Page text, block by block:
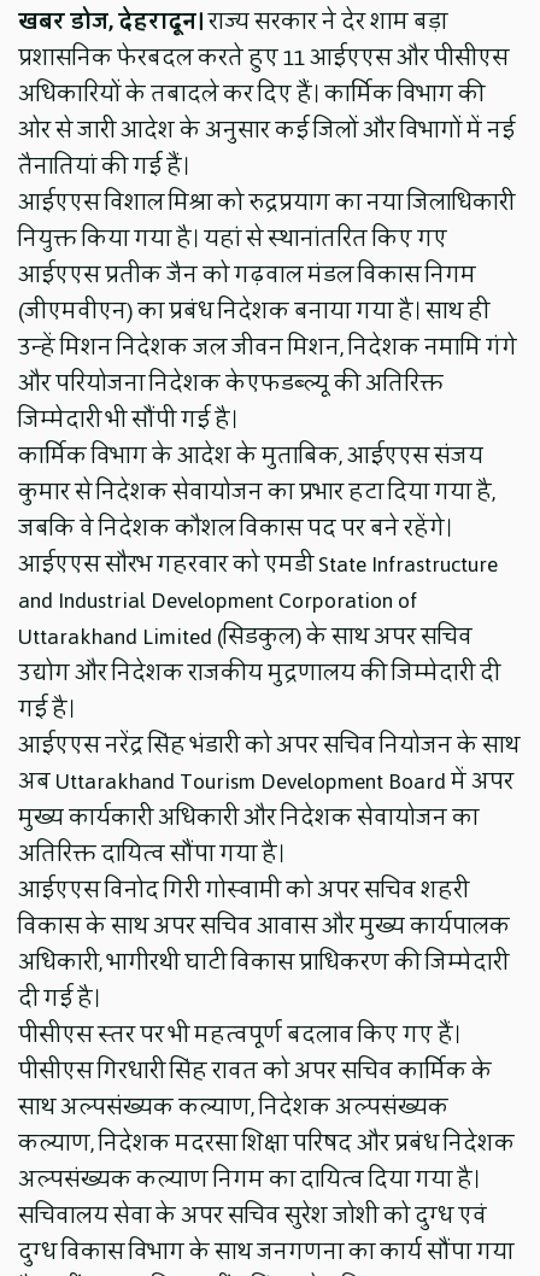
खबर डोज, देहरादून।राज्य सरकार ने देर शाम बड़ा
प्रशासनिक फेरबदल करते हुए 11 आईएएस और पीसीएस
अधिकारियों के तबादले कर दिए हैं। कार्मिक विभाग की
ओर से जारी आदेश के अनुसार कई जिलों और विभागों में नई
तैनातियां की गई हैं।
आईएएस विशाल मिश्रा को रुद्रप्रयाग का नया जिलाधिकारी
नियुक्त किया गया है। यहां से स्थानांतरित किए गए
आईएएस प्रतीक जैन को गढ़वाल मंडल विकास निगम
(जीएमवीएन) का प्रबंध निदेशक बनाया गया है। साथ ही
उन्हें मिशन निदेशक जल जीवन मिशन, निदेशक नमामि गंगे
और परियोजना निदेशक केएफडब्ल्यू की अतिरिक्त
जिम्मेदारी भी सौंपी गई है।
कार्मिक विभाग के आदेश के मुताबिक, आईएएस संजय
कुमार से निदेशक सेवायोजन का प्रभार हटा दिया गया है,
जबकि वे निदेशक कौशल विकास पद पर बने रहेंगे।
आईएएस सौरभ गहरवार को एमडी State Infrastructure
and Industrial Development Corporation of
Uttarakhand Limited (सिडकुल) के साथ अपर सचिव
उद्योग और निदेशक राजकीय मुद्रणालय की जिम्मेदारी दी
गई है।
आईएएस नरेंद्र सिंह भंडारी को अपर सचिव नियोजन के साथ
अब Uttarakhand Tourism Development Board में अपर
मुख्य कार्यकारी अधिकारी और निदेशक सेवायोजन का
अतिरिक्त दायित्व सौंपा गया है।
आईएएस विनोद गिरी गोस्वामी को अपर सचिव शहरी
विकास के साथ अपर सचिव आवास और मुख्य कार्यपालक
अधिकारी, भागीरथी घाटी विकास प्राधिकरण की जिम्मेदारी
दी गई है।
पीसीएस स्तर पर भी महत्वपूर्ण बदलाव किए गए हैं।
पीसीएस गिरधारी सिंह रावत को अपर सचिव कार्मिक के
साथ अल्पसंख्यक कल्याण, निदेशक अल्पसंख्यक
कल्याण, निदेशक मदरसा शिक्षा परिषद और प्रबंध निदेशक
अल्पसंख्यक कल्याण निगम का दायित्व दिया गया है।
सचिवालय सेवा के अपर सचिव सुरेश जोशी को दुग्ध एवं
दुग्ध विकास विभाग के साथ जनगणना का कार्य सौंपा गया